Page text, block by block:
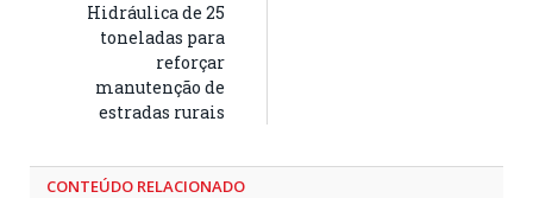
Hidráulica de 25
toneladas para
reforçar
manutenção de
estradas rurais
CONTEÚDO RELACIONADO